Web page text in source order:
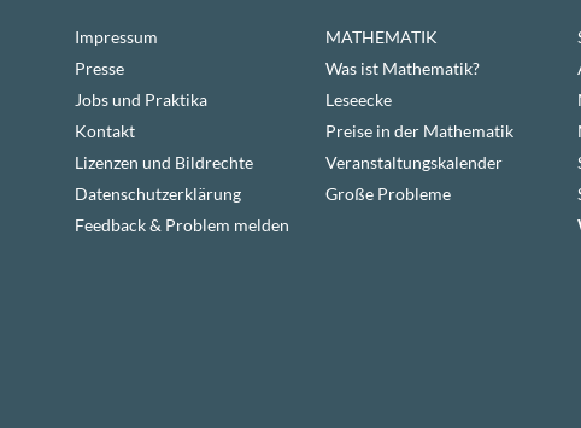
Impressum
Presse
Jobs und Praktika
Kontakt
Lizenzen und Bildrechte
Datenschutzerklärung
Feedback & Problem melden
MATHEMATIK
Was ist Mathematik?
Leseecke
Preise in der Mathematik
Veranstaltungskalender
Große Probleme